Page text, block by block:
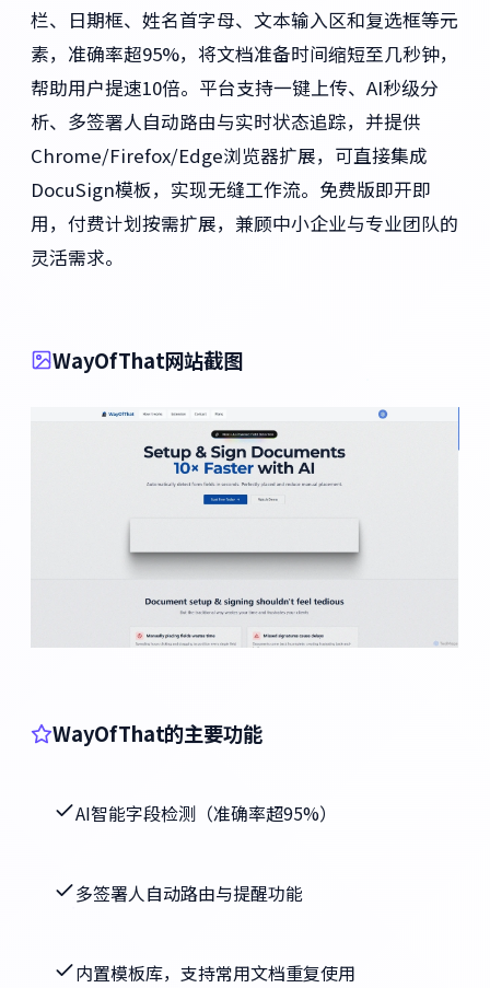
栏、日期框、姓名首字母、文本输入区和复选框等元
素，准确率超95%，将文档准备时间缩短至几秒钟，
帮助用户提速10倍。平台支持一键上传、AI秒级分
析、多签署人自动路由与实时状态追踪，并提供
Chrome/Firefox/Edge浏览器扩展，可直接集成
DocuSign模板，实现无缝工作流。免费版即开即
用，付费计划按需扩展，兼顾中小企业与专业团队的
灵活需求。
WayOfThat网站截图
WayOfThat的主要功能
AI智能字段检测（准确率超95%）
多签署人自动路由与提醒功能
内置模板库，支持常用文档重复使用